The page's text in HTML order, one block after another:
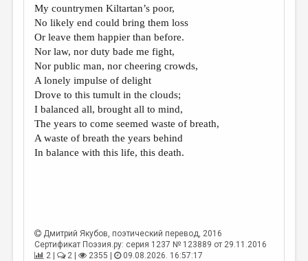
ЭССЕИСТИКА
ЛИТЕРАТУРОВЕДЕНИЕ
КУЛЬТУРОВЕДЕНИЕ
ПУБЛИЦИСТИКА
РЕЦЕНЗИРОВАНИЕ
ЦИКЛЫ ПУБЛИКАЦИЙ
ТРЕДИАКОВСКИЙ
My countrymen Kiltartan’s poor,
No likely end could bring them loss
Or leave them happier than before.
Nor law, nor duty bade me fight,
Nor public man, nor cheering crowds,
A lonely impulse of delight
Drove to this tumult in the clouds;
I balanced all, brought all to mind,
The years to come seemed waste of breath,
A waste of breath the years behind
In balance with this life, this death.
Дмитрий Якубов, поэтический перевод, 2016
Сертификат Поэзия.ру: серия 1237 № 123889 от 29.11.2016
2 |
2 | 2355 |
09.08.2026. 16:57:17